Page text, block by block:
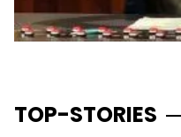
TOP-STORIES